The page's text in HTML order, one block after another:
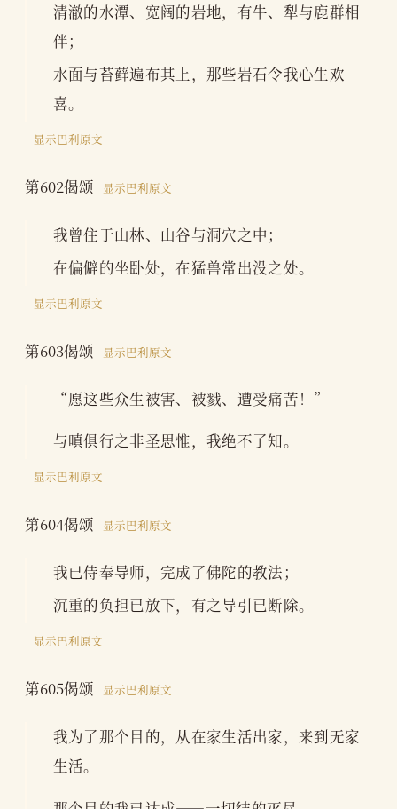
清澈的水潭、宽阔的岩地，有牛、犁与鹿群相
伴；
水面与苔藓遍布其上，那些岩石令我心生欢
喜。
显示巴利原文
第602偈颂 显示巴利原文
我曾住于山林、山谷与洞穴之中；
在偏僻的坐卧处，在猛兽常出没之处。
显示巴利原文
第603偈颂 显示巴利原文
“愿这些众生被害、被戮、遭受痛苦！”
与嗔俱行之非圣思惟，我绝不了知。
显示巴利原文
第604偈颂 显示巴利原文
我已侍奉导师，完成了佛陀的教法；
沉重的负担已放下，有之导引已断除。
显示巴利原文
第605偈颂 显示巴利原文
我为了那个目的，从在家生活出家，来到无家
生活。